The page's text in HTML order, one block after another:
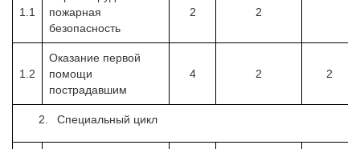
1.1
пожарная
безопасность
2 2
1.2
Оказание первой
помощи
пострадавшим
4 2 2
Специальный цикл